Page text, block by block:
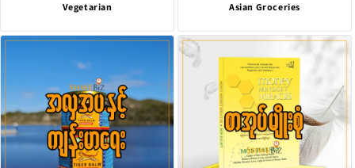
Vegetarian Asian Groceries